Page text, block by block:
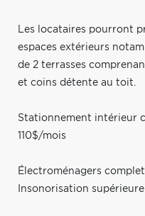
Les locataires pourront
espaces extérieurs
de 2 terrasses
et coins détente au toit.
Stationnement intérieur
110$/mois
Électroménagers
Insonorisation